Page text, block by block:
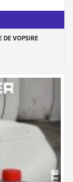
DE VOPSIRE